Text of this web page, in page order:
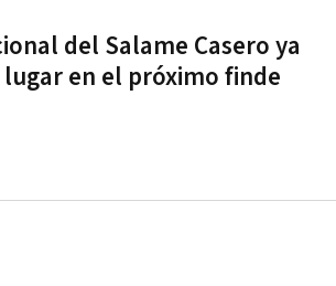
del Salame Casero ya
en el próximo finde